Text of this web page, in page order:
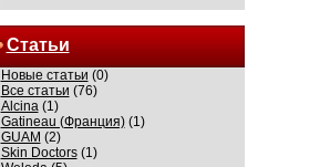
Статьи
Новые статьи (0)
Все статьи (76)
Alcina(1)
Gatineau (Франция)(1)
GUAM (2)
Skin Doctors(1)